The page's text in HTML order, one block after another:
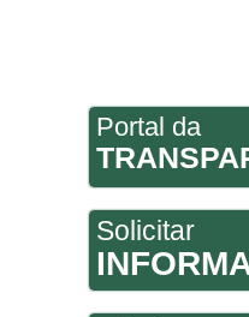
Portal da
Solicitar